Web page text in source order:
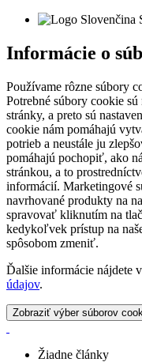
Informácie o
Používame rôzne súbory
Potrebné súbory cookie
stránky, a preto sú
cookie nám pomáhajú
potrieb a neustále ju
pomáhajú pochopiť, ako
stránkou, a to
informácií. Marketingové
navrhované produkty na
spravovať kliknutím na
kedykoľvek prístup na
spôsobom zmeniť.
Ďalšie informácie nájdete
údajov.
Zobraziť výber súborov
Žiadne články